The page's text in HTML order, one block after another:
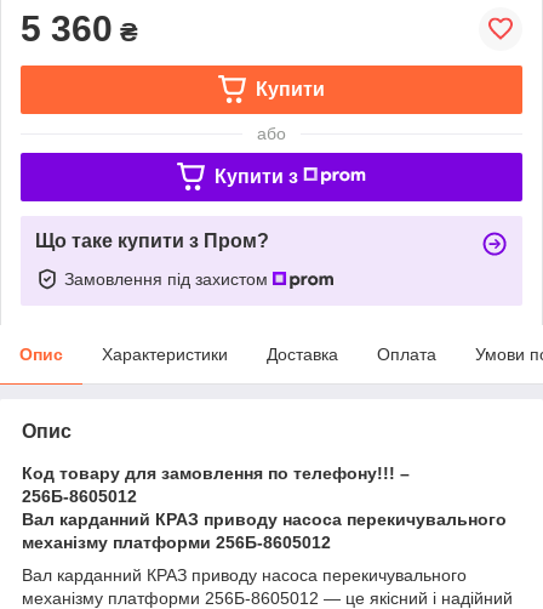
5 360 ₴
Купити
або
Купити з
Що таке купити з Пром?
Замовлення під захистом
Опис Характеристики Доставка Оплата Умови
Опис
Код товару для замовлення по телефону!!! –
256Б-8605012
Вал карданний КРАЗ приводу насоса перекичувального
механізму платформи 256Б-8605012
Вал карданний КРАЗ приводу насоса перекичувального
механізму платформи 256Б-8605012 — це якісний і надійний